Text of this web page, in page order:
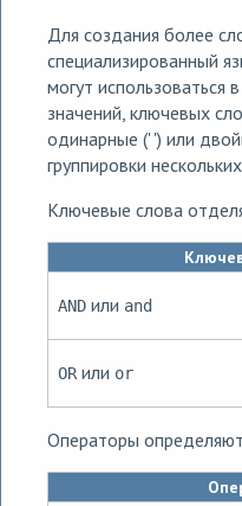
Для создания более
специализированный
могут
значений, ключевых
одинарные (' ') или
группировки
Ключевые слова
ANDили and
ORили or
Операторы